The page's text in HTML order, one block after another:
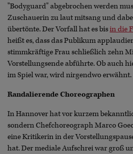
"Bodyguard" abgebrochen werden
Zuschauerin zu laut mitsang und
übertönte. Der Vorfall hat es bisin die
heißt es, dass das Publikum
stimmkräftige Frau schließlich zehn
Vorstellungsende abführte. Ob auch
im Spiel war, wird nirgendwo erwähnt.
Randalierende Choreographen
In Hannover hat vor kurzem
sondern Chefchoreograph Marco
eine Kritikerin in der
hat. Der mediale Aufschrei war groß